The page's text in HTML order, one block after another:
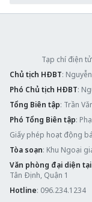
Tạp chí điện
Chủ tịch HĐBT:
Phó Chủ tịch HĐBT:
Tổng Biên tập: Trần
Phó Tổng Biên tập:
Giấy phép hoạt động
Tòa soạn: Khu Ngoại
Văn phòng đại diện tại
Tân Định, Quận 1
Hotline: